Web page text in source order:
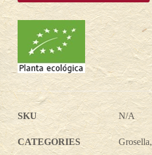
SKU N/A
CATEGORIES Grosella,